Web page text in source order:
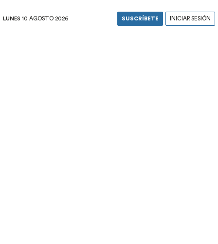
LUNES 10 AGOSTO 2026 SUSCRÍBETE INICIAR SESIÓN